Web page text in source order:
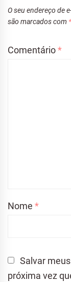
O seu endereço de
são marcados com *
Comentário*
Nome *
Salvar
próxima vez